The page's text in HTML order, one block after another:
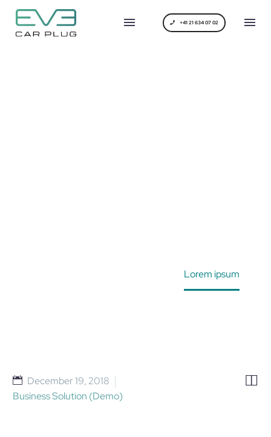
+41 21 634 07 02
Lorem ipsum

December 19, 2018
Business Solution (Demo)